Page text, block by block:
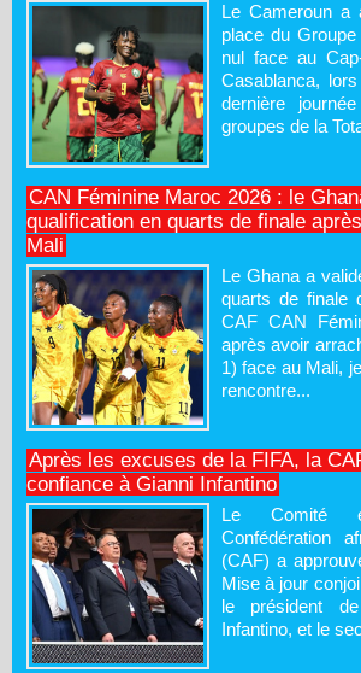
Le Cameroun a
place du
nul face au
Casablanca,
dernière
groupes de la
CAN Féminine Maroc 2026 : le
qualification en quarts de finale
Mali
Le Ghana a
quarts de finale
CAF CAN
après avoir
1) face au Mali,
rencontre...
Après les excuses de la FIFA, la
confiance à Gianni Infantino
Le Comité
Confédération
(CAF) a
Mise à jour
le président
Infantino, et le